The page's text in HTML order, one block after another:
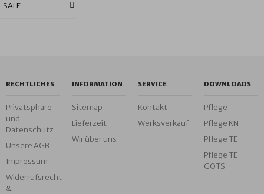
SALE
RECHTLICHES
Privatsphäre
und
Datenschutz
Unsere AGB
Impressum
Widerrufsrecht
&
INFORMATION
Sitemap
Lieferzeit
Wir über uns
SERVICE
Kontakt
Werksverkauf
DOWNLOADS
Pflege
Pflege KN
Pflege TE
Pflege TE-
GOTS